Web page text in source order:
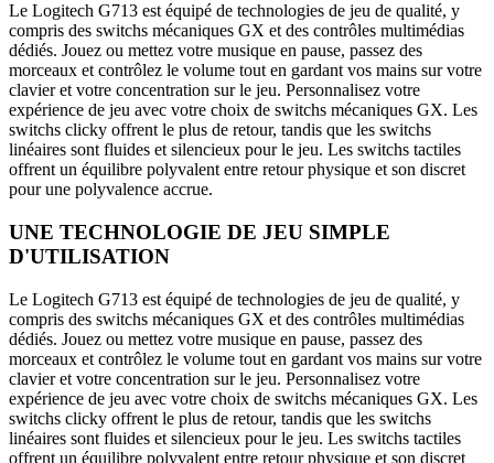
Le Logitech G713 est équipé de technologies de jeu de qualité, y
compris des switchs mécaniques GX et des contrôles multimédias
dédiés. Jouez ou mettez votre musique en pause, passez des
morceaux et contrôlez le volume tout en gardant vos mains sur votre
clavier et votre concentration sur le jeu. Personnalisez votre
expérience de jeu avec votre choix de switchs mécaniques GX. Les
switchs clicky offrent le plus de retour, tandis que les switchs
linéaires sont fluides et silencieux pour le jeu. Les switchs tactiles
offrent un équilibre polyvalent entre retour physique et son discret
pour une polyvalence accrue.
UNE TECHNOLOGIE DE JEU SIMPLE
D'UTILISATION
Le Logitech G713 est équipé de technologies de jeu de qualité, y
compris des switchs mécaniques GX et des contrôles multimédias
dédiés. Jouez ou mettez votre musique en pause, passez des
morceaux et contrôlez le volume tout en gardant vos mains sur votre
clavier et votre concentration sur le jeu. Personnalisez votre
expérience de jeu avec votre choix de switchs mécaniques GX. Les
switchs clicky offrent le plus de retour, tandis que les switchs
linéaires sont fluides et silencieux pour le jeu. Les switchs tactiles
offrent un équilibre polyvalent entre retour physique et son discret